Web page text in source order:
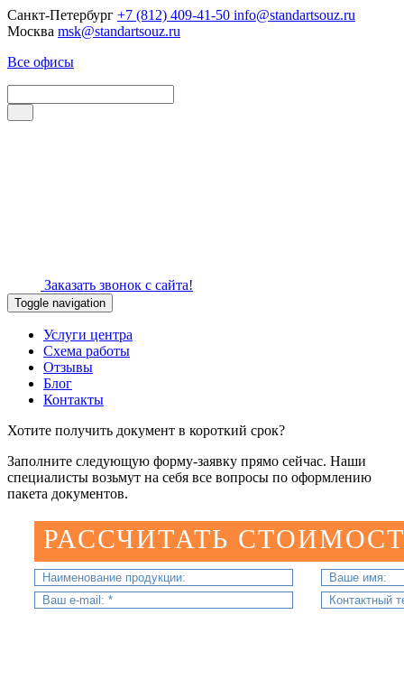
Санкт-Петербург +7 (812) 409-41-50 info@standartsouz.ru
Москва msk@standartsouz.ru
Все офисы
Заказать звонок с сайта!
Toggle navigation
Услуги центра
Схема работы
Отзывы
Блог
Контакты
Хотите получить документ в короткий срок?
Заполните следующую форму-заявку прямо сейчас. Наши
специалисты возьмут на себя все вопросы по оформлению
пакета документов.
РАССЧИТАТЬ